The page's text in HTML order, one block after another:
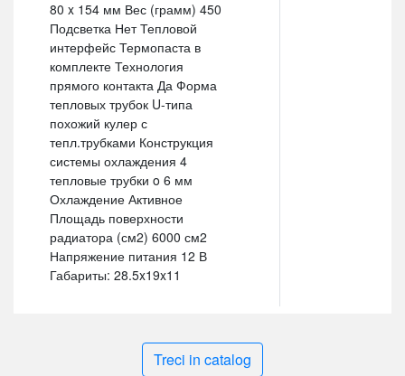
80 x 154 мм Вес (грамм) 450
Подсветка Нет Тепловой
интерфейс Термопаста в
комплекте Технология
прямого контакта Да Форма
тепловых трубок U-типа
похожий кулер с
тепл.трубками Конструкция
системы охлаждения 4
тепловые трубки o 6 мм
Охлаждение Активное
Площадь поверхности
радиатора (см2) 6000 см2
Напряжение питания 12 В
Габариты: 28.5x19x11
Treci in catalog